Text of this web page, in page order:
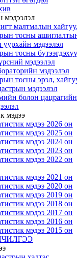
мэдээлэл
малтмалын
тосны
уурхайн мэдээлэл
тосны
мэдээлэл
мэдээлэл
тосны эрэл,
мэдээлэл
болон
мэдээ
мэдээ 2026 он
мэдээ 2025 он
мэдээ 2024 он
мэдээ 2023 он
мэдээ 2022 он
мэдээ 2021 он
мэдээ 2020 он
мэдээ 2019 он
мэдээ 2018 он
мэдээ 2017 он
мэдээ 2016 он
мэдээ 2015 он